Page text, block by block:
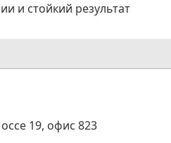
и стойкий результат
19, офис 823